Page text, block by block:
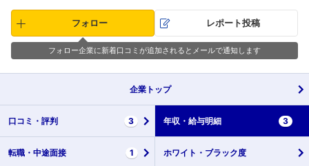
フォロー レポート投稿
フォロー企業に新着口コミが追加されるとメールで通知します
企業 トップ
口コミ・ 評判 3 年収・ 給与明細 3
転職・ 中途面接 1 ホワイト・ ブラック度